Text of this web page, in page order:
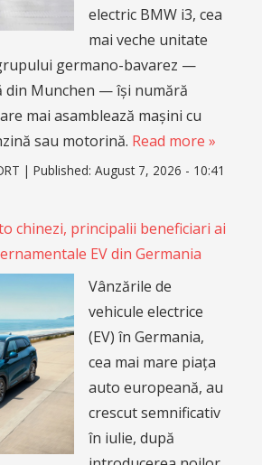
electric BMW i3, cea
mai veche unitate
germano-bavarez —
din Munchen — își numără
mai asamblează mașini cu
sau motorină. Read more »
| Published: August 7, 2026 - 10:41
chinezi, principalii beneficiari ai
EV din Germania
Vânzările de
vehicule electrice
(EV) în Germania,
cea mai mare piața
auto europeană, au
crescut semnificativ
în iulie, după